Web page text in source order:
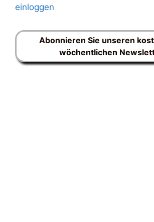
einloggen
Abonnieren Sie unseren
wöchentlichen